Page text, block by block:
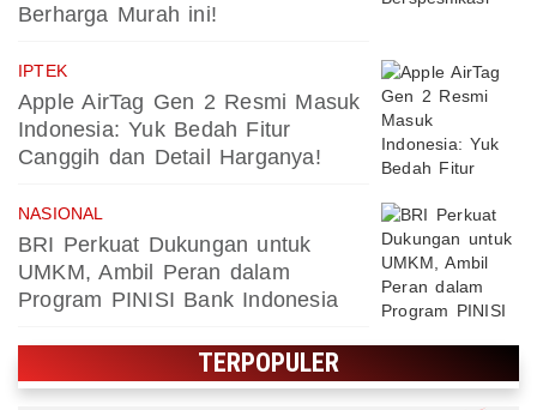
Berharga Murah ini!
IPTEK
Apple AirTag Gen 2 Resmi Masuk
Indonesia: Yuk Bedah Fitur
Canggih dan Detail Harganya!
NASIONAL
BRI Perkuat Dukungan untuk
UMKM, Ambil Peran dalam
Program PINISI Bank Indonesia
TERPOPULER